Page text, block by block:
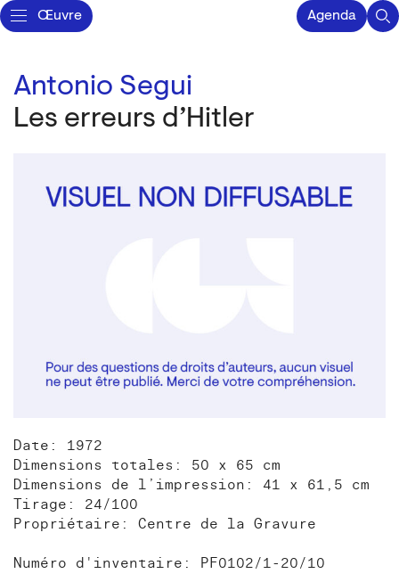
Œuvre Agenda
Antonio Segui
Les erreurs d’Hitler
Date: 1972
Dimensions totales: 50 x 65 cm
Dimensions de l’impression: 41 x 61,5 cm
Tirage: 24/100
Propriétaire: Centre de la Gravure
Numéro d'inventaire: PF0102/1-20/10